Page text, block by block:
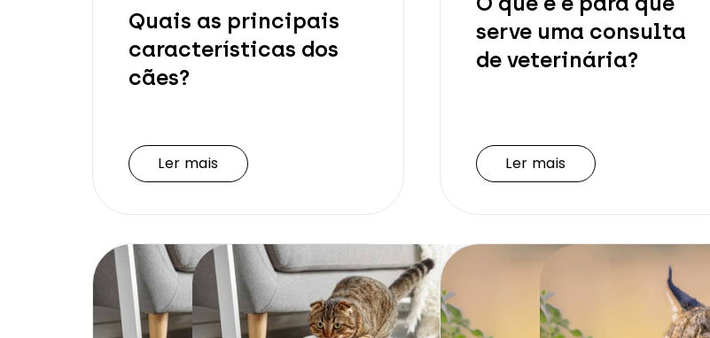
Quais as principais
características dos
cães?
Ler mais
serve uma consulta
de veterinária?
Ler mais